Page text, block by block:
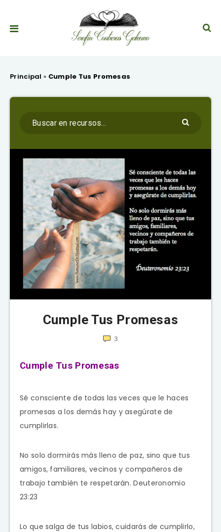
Principal » Cumple Tus Promesas
Cumple Tus Promesas
3
Cumple Tus Promesas
Sé consciente de todas las veces que le haces
promesas a los demás hay y asegúrate de
cumplirlas.
No solo dormirás más lleno de paz, sino que tus
amigos, familiares, vecinos y compañeros de
trabajo también te respetarán. Deuteronomio
23:23
Lo que salga de tus labios, cuidarás de cumplirlo,